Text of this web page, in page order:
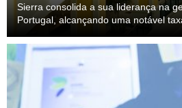
Sierra consolida a sua liderança na
Portugal, alcançando uma notável